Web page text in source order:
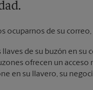
ocuparnos de su
de su buzón en su
ofrecen un acceso
en su llavero, su